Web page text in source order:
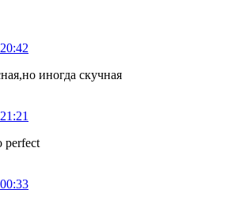
иногда скучная
perfect